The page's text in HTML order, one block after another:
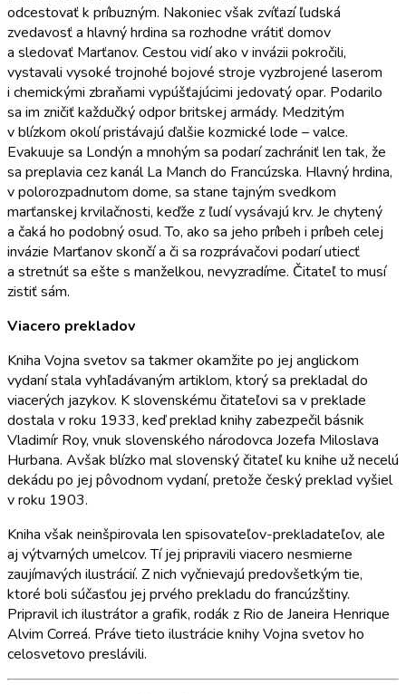
odcestovať k príbuzným. Nakoniec však zvíťazí ľudská
zvedavosť a hlavný hrdina sa rozhodne vrátiť domov
a sledovať Marťanov. Cestou vidí ako v invázii pokročili,
vystavali vysoké trojnohé bojové stroje vyzbrojené laserom
i chemickými zbraňami vypúšťajúcimi jedovatý opar. Podarilo
sa im zničiť každučký odpor britskej armády. Medzitým
v blízkom okolí pristávajú ďalšie kozmické lode – valce.
Evakuuje sa Londýn a mnohým sa podarí zachrániť len tak, že
sa preplavia cez kanál La Manch do Francúzska. Hlavný hrdina,
v polorozpadnutom dome, sa stane tajným svedkom
marťanskej krvilačnosti, keďže z ľudí vysávajú krv. Je chytený
a čaká ho podobný osud. To, ako sa jeho príbeh i príbeh celej
invázie Marťanov skončí a či sa rozprávačovi podarí utiecť
a stretnúť sa ešte s manželkou, nevyzradíme. Čitateľ to musí
zistiť sám.
Viacero prekladov
Kniha Vojna svetov sa takmer okamžite po jej anglickom
vydaní stala vyhľadávaným artiklom, ktorý sa prekladal do
viacerých jazykov. K slovenskému čitateľovi sa v preklade
dostala v roku 1933, keď preklad knihy zabezpečil básnik
Vladimír Roy, vnuk slovenského národovca Jozefa Miloslava
Hurbana. Avšak blízko mal slovenský čitateľ ku knihe už necelú
dekádu po jej pôvodnom vydaní, pretože český preklad vyšiel
v roku 1903.
Kniha však neinšpirovala len spisovateľov-prekladateľov, ale
aj výtvarných umelcov. Tí jej pripravili viacero nesmierne
zaujímavých ilustrácií. Z nich vyčnievajú predovšetkým tie,
ktoré boli súčasťou jej prvého prekladu do francúzštiny.
Pripravil ich ilustrátor a grafik, rodák z Rio de Janeira Henrique
Alvim Correá. Práve tieto ilustrácie knihy Vojna svetov ho
celosvetovo preslávili.